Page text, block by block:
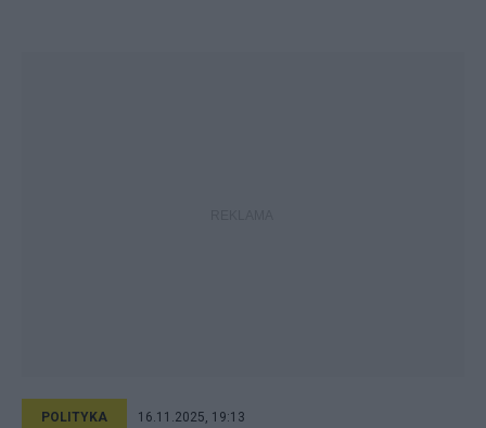
POLITYKA 16.11.2025, 19:13